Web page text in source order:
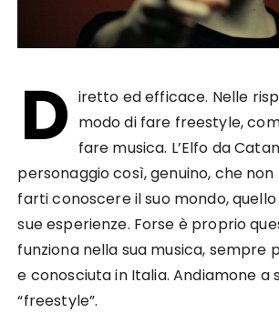
D iretto ed efficace. Nelle
modo di fare freestyle,
fare musica. L’Elfo da
personaggio così, genuino, che
farti conoscere il suo mondo,
sue esperienze. Forse è proprio
funziona nella sua musica, sempre
e conosciuta in Italia. Andiamone a
“freestyle”.